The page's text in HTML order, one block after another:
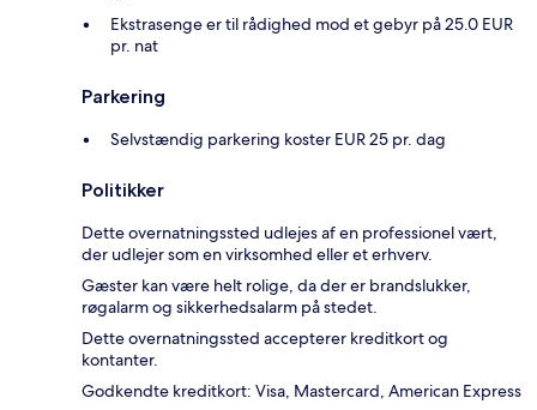
Ekstrasenge er til rådighed mod et gebyr på 25.0 EUR
pr. nat
Parkering
Selvstændig parkering koster EUR 25 pr. dag
Politikker
Dette overnatningssted udlejes af en professionel vært,
der udlejer som en virksomhed eller et erhverv.
Gæster kan være helt rolige, da der er brandslukker,
røgalarm og sikkerhedsalarm på stedet.
Dette overnatningssted accepterer kreditkort og
kontanter.
Godkendte kreditkort: Visa, Mastercard, American Express